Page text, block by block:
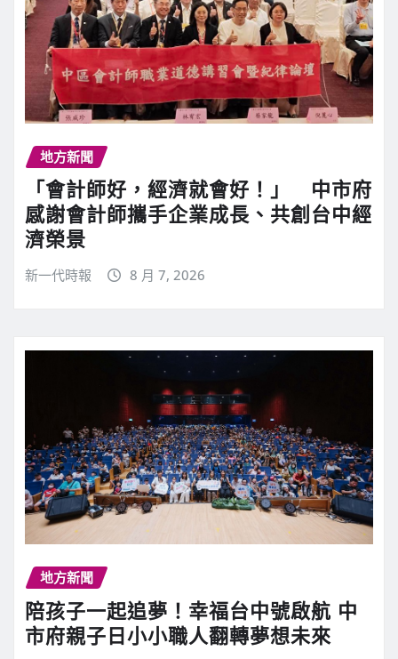
地方新聞
「會計師好，經濟就會好！」 中市府
感謝會計師攜手企業成長、共創台中經
濟榮景
新一代時報 8 月 7, 2026
地方新聞
陪孩子一起追夢！幸福台中號啟航 中
市府親子日小小職人翻轉夢想未來